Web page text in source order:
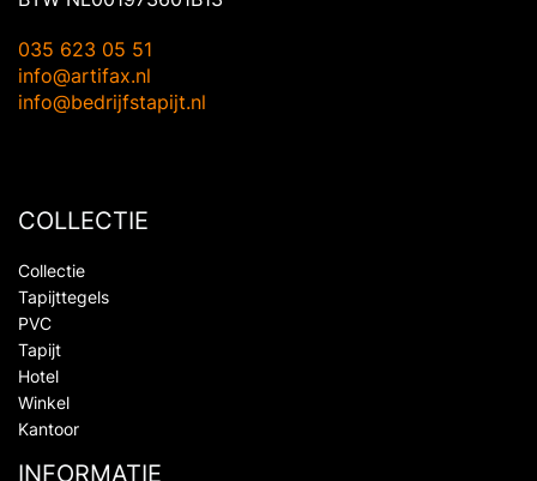
035 623 05 51
info@artifax.nl
info@bedrijfstapijt.nl
COLLECTIE
Collectie
Tapijttegels
PVC
Tapijt
Hotel
Winkel
Kantoor
INFORMATIE